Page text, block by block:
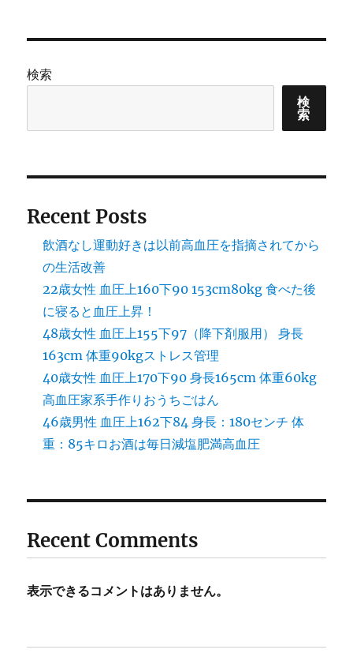
検索
検
索
Recent Posts
飲酒なし運動好きは以前高血圧を指摘されてから
の生活改善
22歳女性 血圧上160下90 153cm80kg 食べた後
に寝ると血圧上昇！
48歳女性 血圧上155下97（降下剤服用） 身長
163cm 体重90kgストレス管理
40歳女性 血圧上170下90 身長165cm 体重60kg
高血圧家系手作りおうちごはん
46歳男性 血圧上162下84 身長：180センチ 体
重：85キロお酒は毎日減塩肥満高血圧
Recent Comments
表示できるコメントはありません。